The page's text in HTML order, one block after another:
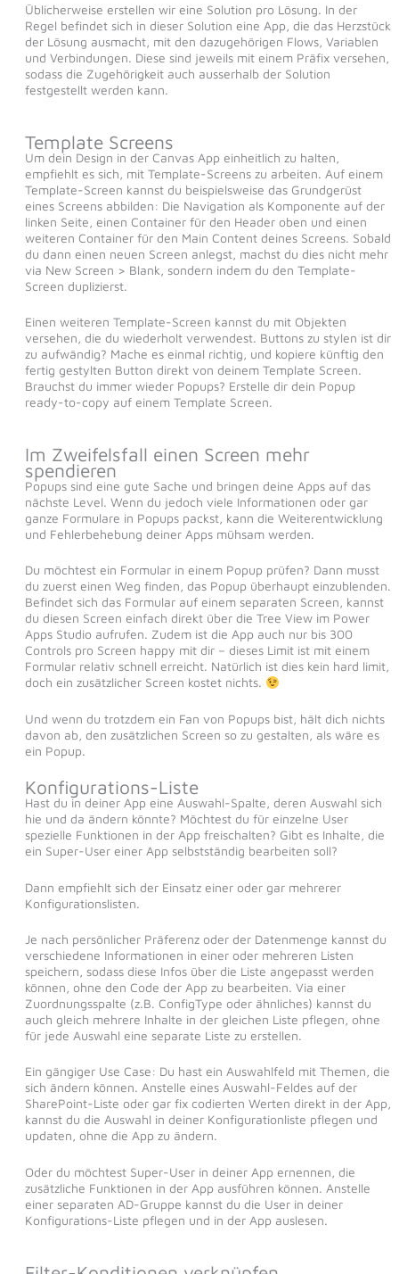
Üblicherweise erstellen wir eine Solution pro Lösung. In der
Regel befindet sich in dieser Solution eine App, die das Herzstück
der Lösung ausmacht, mit den dazugehörigen Flows, Variablen
und Verbindungen. Diese sind jeweils mit einem Präfix versehen,
sodass die Zugehörigkeit auch ausserhalb der Solution
festgestellt werden kann.
Template Screens
Um dein Design in der Canvas App einheitlich zu halten,
empfiehlt es sich, mit Template-Screens zu arbeiten. Auf einem
Template-Screen kannst du beispielsweise das Grundgerüst
eines Screens abbilden: Die Navigation als Komponente auf der
linken Seite, einen Container für den Header oben und einen
weiteren Container für den Main Content deines Screens. Sobald
du dann einen neuen Screen anlegst, machst du dies nicht mehr
via New Screen > Blank, sondern indem du den Template-
Screen duplizierst.
Einen weiteren Template-Screen kannst du mit Objekten
versehen, die du wiederholt verwendest. Buttons zu stylen ist dir
zu aufwändig? Mache es einmal richtig, und kopiere künftig den
fertig gestylten Button direkt von deinem Template Screen.
Brauchst du immer wieder Popups? Erstelle dir dein Popup
ready-to-copy auf einem Template Screen.
Im Zweifelsfall einen Screen mehr
spendieren
Popups sind eine gute Sache und bringen deine Apps auf das
nächste Level. Wenn du jedoch viele Informationen oder gar
ganze Formulare in Popups packst, kann die Weiterentwicklung
und Fehlerbehebung deiner Apps mühsam werden.
Du möchtest ein Formular in einem Popup prüfen? Dann musst
du zuerst einen Weg finden, das Popup überhaupt einzublenden.
Befindet sich das Formular auf einem separaten Screen, kannst
du diesen Screen einfach direkt über die Tree View im Power
Apps Studio aufrufen. Zudem ist die App auch nur bis 300
Controls pro Screen happy mit dir – dieses Limit ist mit einem
Formular relativ schnell erreicht. Natürlich ist dies kein hard limit,
doch ein zusätzlicher Screen kostet nichts.
Und wenn du trotzdem ein Fan von Popups bist, hält dich nichts
davon ab, den zusätzlichen Screen so zu gestalten, als wäre es
ein Popup.
Konfigurations-Liste
Hast du in deiner App eine Auswahl-Spalte, deren Auswahl sich
hie und da ändern könnte? Möchtest du für einzelne User
spezielle Funktionen in der App freischalten? Gibt es Inhalte, die
ein Super-User einer App selbstständig bearbeiten soll?
Dann empfiehlt sich der Einsatz einer oder gar mehrerer
Konfigurationslisten.
Je nach persönlicher Präferenz oder der Datenmenge kannst du
verschiedene Informationen in einer oder mehreren Listen
speichern, sodass diese Infos über die Liste angepasst werden
können, ohne den Code der App zu bearbeiten. Via einer
Zuordnungsspalte (z.B. ConfigType oder ähnliches) kannst du
auch gleich mehrere Inhalte in der gleichen Liste pflegen, ohne
für jede Auswahl eine separate Liste zu erstellen.
Ein gängiger Use Case: Du hast ein Auswahlfeld mit Themen, die
sich ändern können. Anstelle eines Auswahl-Feldes auf der
SharePoint-Liste oder gar fix codierten Werten direkt in der App,
kannst du die Auswahl in deiner Konfigurationliste pflegen und
updaten, ohne die App zu ändern.
Oder du möchtest Super-User in deiner App ernennen, die
zusätzliche Funktionen in der App ausführen können. Anstelle
einer separaten AD-Gruppe kannst du die User in deiner
Konfigurations-Liste pflegen und in der App auslesen.